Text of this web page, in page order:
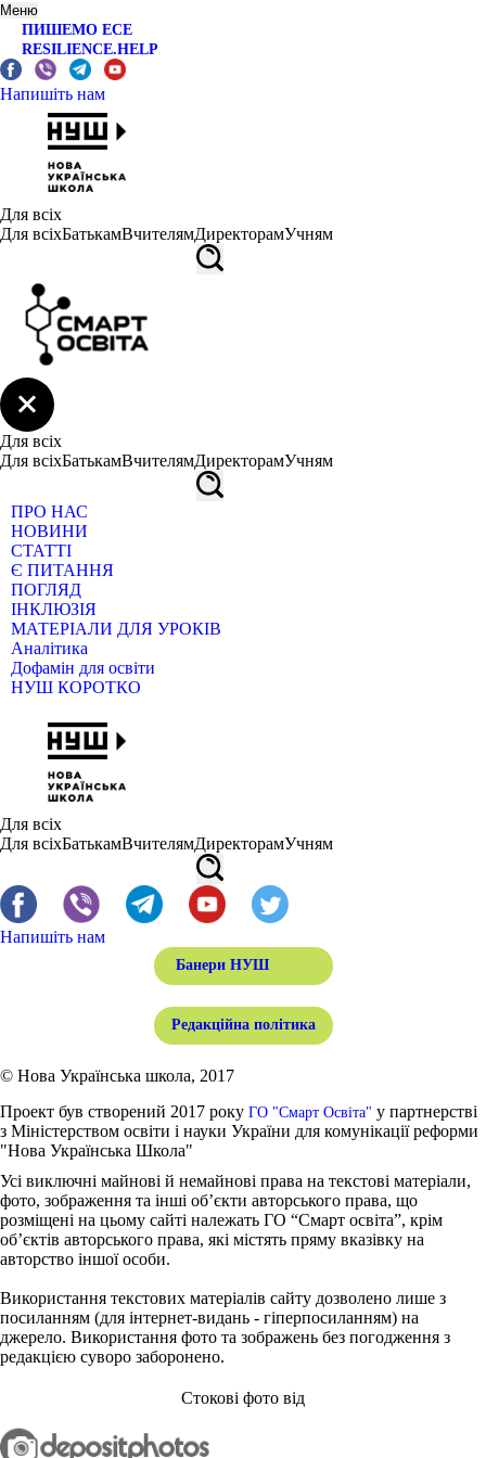
Меню
ПИШЕМО ЕСЕ
RESILIENCE.HELP
Напишіть нам
Для всіх
Для всіхБатькамВчителямДиректорамУчням
Для всіх
Для всіхБатькамВчителямДиректорамУчням
ПРО НАС
НОВИНИ
СТАТТІ
Є ПИТАННЯ
ПОГЛЯД
ІНКЛЮЗІЯ
МАТЕРІАЛИ ДЛЯ УРОКІВ
Аналітика
Дофамін для освіти
НУШ КОРОТКО
Для всіх
Для всіхБатькамВчителямДиректорамУчням
Напишіть нам
Банери НУШ
Редакційна політика
© Нова Українська школа, 2017
Проект був створений 2017 року ГО "Смарт Освіта" у партнерстві
з Міністерством освіти і науки України для комунікації реформи
"Нова Українська Школа"
Усі виключні майнові й немайнові права на текстові матеріали,
фото, зображення та інші об’єкти авторського права, що
розміщені на цьому сайті належать ГО “Смарт освіта”, крім
об’єктів авторського права, які містять пряму вказівку на
авторство іншої особи.
Використання текстових матеріалів сайту дозволено лише з
посиланням (для інтернет-видань - гіперпосиланням) на
джерело. Використання фото та зображень без погодження з
редакцією суворо заборонено.
Стокові фото від